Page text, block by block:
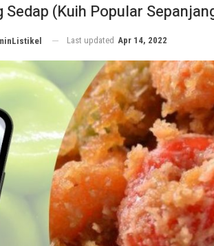
(Kuih Popular
Last updated Apr 14, 2022